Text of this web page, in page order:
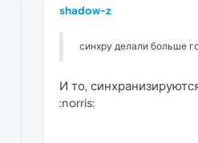
shadow-z
синхру делали больше
И то,
:norris: